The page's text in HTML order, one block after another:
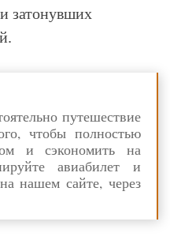
затонувших
путешествие
чтобы полностью
и сэкономить на
авиабилет и
нашем сайте, через